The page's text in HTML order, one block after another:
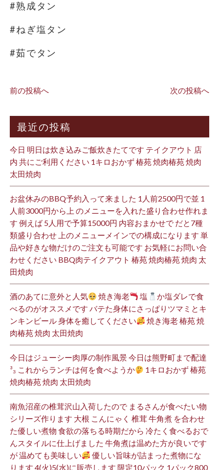
#熟成タン
#ねぎ塩タン
#茹でタン
前の投稿へ 次の投稿へ
最近の投稿
今日 明日は炊き込みご飯炊きたてです テイクアウト 店
内 共にご利用ください 1キロおかず 椿苑 焼肉椿苑 焼肉
太田焼肉
お盆休みのBBQ予約入って来ました 1人前2500円で並 1
人前3000円から上 のメニューを入れた盛り合わせ作れま
す 例えば 5人用で予算15000円 内容おまかせで だと7種
類盛り合わせ 上のメニューメインでの構成になります 単
品や好きな物だけのご注文も可能です お気軽にお問い合
わせください BBQ肉テイクアウト 椿苑 焼肉椿苑 焼肉 太
田焼肉
酒のあてに意外と人気 焼き海老 塩
か塩ダレで食
べるのがオススメです バテた身体にさっぱりツマミとキ
ンキンビール 身体を癒してください
焼き海老 椿苑 焼
肉椿苑 焼肉 太田焼肉
今日はジューシー肉厚の制作風景 今日は熊野町まで配達
³₃ これからランチは何を食べようか
1キロおかず 椿苑
焼肉椿苑 焼肉 太田焼肉
南魚沼産の椎茸沢山入荷したので まるさんが食べたい物
シリーズ作ります 大根 こんにゃく 椎茸 牛角煮 を合わせ
た優しい煮物 食欲の落ちる時期だから 冷たく食べるおで
んスタイルに仕上げました 牛角煮は温めた方が良いです
が 温めても美味しい
優しい旨味が詰まった煮物にな
ります 4(火)5(水)に販売します 限定10パック 1パック800